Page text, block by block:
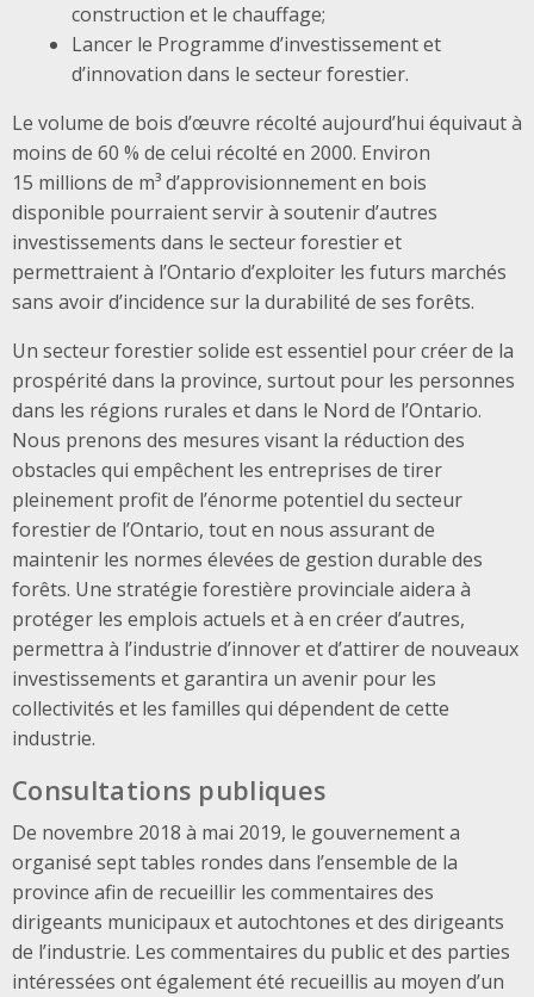
construction et le chauffage;
Lancer le Programme d’investissement et
d’innovation dans le secteur forestier.
Le volume de bois d’œuvre récolté aujourd’hui équivaut à
moins de 60 % de celui récolté en 2000. Environ
15 millions de m³ d’approvisionnement en bois
disponible pourraient servir à soutenir d’autres
investissements dans le secteur forestier et
permettraient à l’Ontario d’exploiter les futurs marchés
sans avoir d’incidence sur la durabilité de ses forêts.
Un secteur forestier solide est essentiel pour créer de la
prospérité dans la province, surtout pour les personnes
dans les régions rurales et dans le Nord de l’Ontario.
Nous prenons des mesures visant la réduction des
obstacles qui empêchent les entreprises de tirer
pleinement profit de l’énorme potentiel du secteur
forestier de l’Ontario, tout en nous assurant de
maintenir les normes élevées de gestion durable des
forêts. Une stratégie forestière provinciale aidera à
protéger les emplois actuels et à en créer d’autres,
permettra à l’industrie d’innover et d’attirer de nouveaux
investissements et garantira un avenir pour les
collectivités et les familles qui dépendent de cette
industrie.
Consultations publiques
De novembre 2018 à mai 2019, le gouvernement a
organisé sept tables rondes dans l’ensemble de la
province afin de recueillir les commentaires des
dirigeants municipaux et autochtones et des dirigeants
de l’industrie. Les commentaires du public et des parties
intéressées ont également été recueillis au moyen d’un